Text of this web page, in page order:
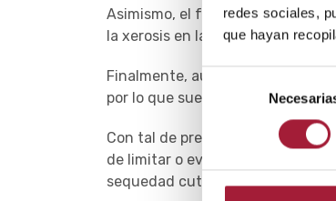
redes sociales,
que hayan
Selección
de
consentimiento
Asimismo, el frío junto a los
la xerosis en la nariz, sobre todo
Finalmente, aunque
por lo que suelen estar
Con tal de prevenir los efectos
de limitar o evitar, en la medida
sequedad cutánea, así como